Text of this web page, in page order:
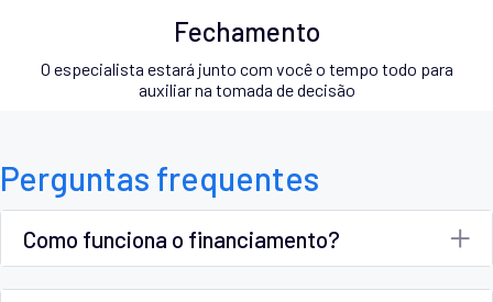
Fechamento
O especialista estará junto com você o tempo todo para
auxiliar na tomada de decisão
Perguntas frequentes
Como funciona o financiamento?